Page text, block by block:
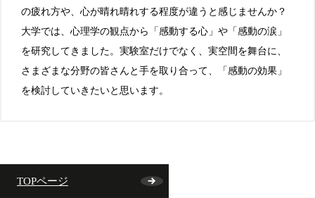
の疲れ方や、心が晴れ晴れする程度が違うと感じませんか？
大学では、心理学の観点から「感動する心」や「感動の涙」
を研究してきました。実験室だけでなく、実空間を舞台に、
さまざまな分野の皆さんと手を取り合って、「感動の効果」
を検討していきたいと思います。
TOPページ